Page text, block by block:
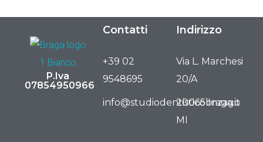
P.Iva
07854950966
Contatti
+39 02
9548695
info@studiodentisticobraga.it
Indirizzo
Via L. Marchesi
20/A
20065 Inzago
MI